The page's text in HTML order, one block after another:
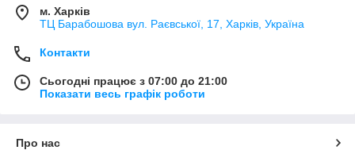
м. Харків
ТЦ Барабошова вул. Раєвської, 17, Харків, Україна
Контакти
Сьогодні працює з 07:00 до 21:00
Показати весь графік роботи
Про нас